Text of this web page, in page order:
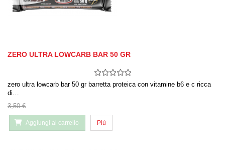
ZERO ULTRA LOWCARB BAR 50 GR
zero ultra lowcarb bar 50 gr barretta proteica con vitamine b6 e c ricca
di…
3,50 €
Aggiungi al carrello Più